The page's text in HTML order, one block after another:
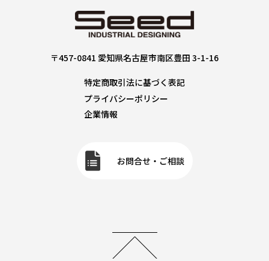
〒457-0841 愛知県名古屋市南区豊田 3-1-16
特定商取引法に基づく表記
プライバシーポリシー
企業情報
お問合せ・ご相談